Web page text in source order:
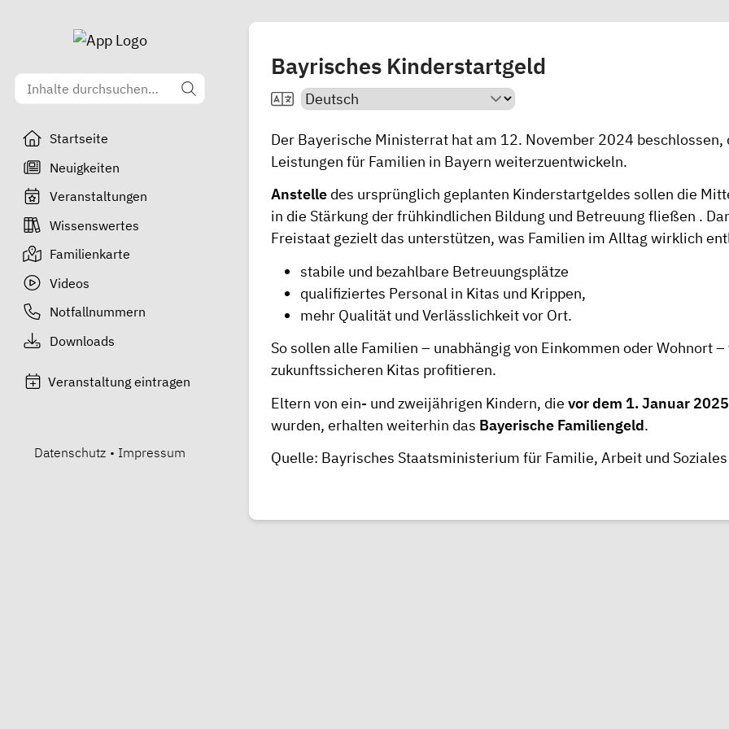
Startseite
Neuigkeiten
Veranstaltungen
Wissenswertes
Familienkarte
Videos
Notfallnummern
Downloads
Veranstaltung eintragen
Datenschutz • Impressum
Bayrisches Kinderstartgeld
Der Bayerische Ministerrat hat am 12. November 2024
Leistungen für Familien in Bayern weiterzuentwickeln.
Anstelle des ursprünglich geplanten Kinderstartgeldes sollen die
in die Stärkung der frühkindlichen Bildung und Betreuung fließen .
Freistaat gezielt das unterstützen, was Familien im Alltag wirklich
stabile und bezahlbare Betreuungsplätze
qualifiziertes Personal in Kitas und Krippen,
mehr Qualität und Verlässlichkeit vor Ort.
So sollen alle Familien – unabhängig von Einkommen oder Wohnort
zukunftssicheren Kitas profitieren.
Eltern von ein- und zweijährigen Kindern, die vor dem 1. Januar 2025
wurden, erhalten weiterhin das Bayerische Familiengeld.
Quelle: Bayrisches Staatsministerium für Familie, Arbeit und Soziales